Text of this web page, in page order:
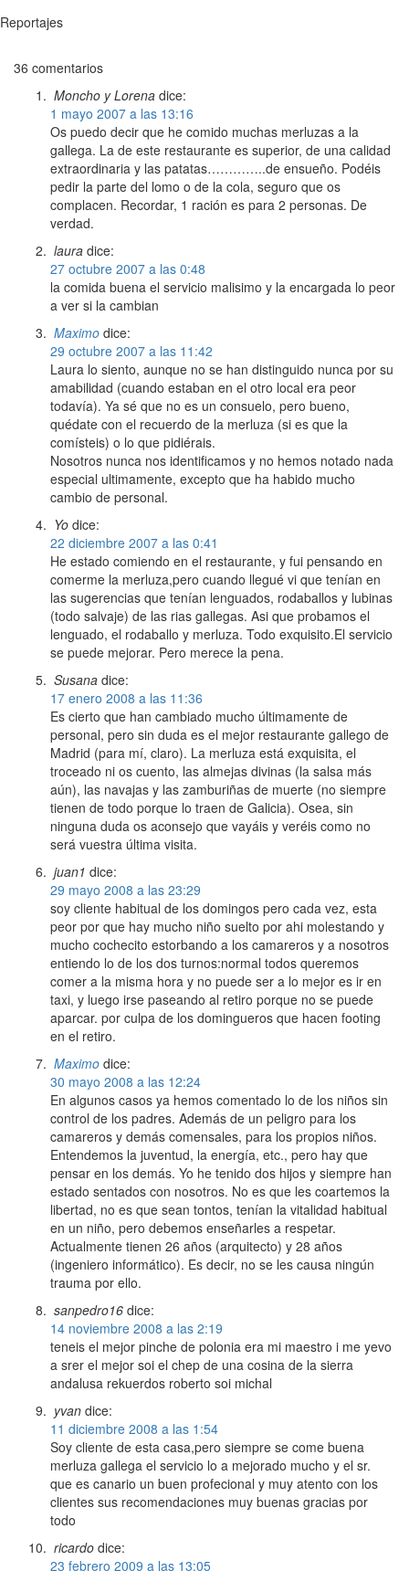
Reportajes
36 comentarios
Moncho y Lorena dice:
1 mayo 2007 a las 13:16
Os puedo decir que he comido muchas merluzas a la
gallega. La de este restaurante es superior, de una calidad
extraordinaria y las patatas…………..de ensueño. Podéis
pedir la parte del lomo o de la cola, seguro que os
complacen. Recordar, 1 ración es para 2 personas. De
verdad.
laura dice:
27 octubre 2007 a las 0:48
la comida buena el servicio malisimo y la encargada lo peor
a ver si la cambian
Maximo dice:
29 octubre 2007 a las 11:42
Laura lo siento, aunque no se han distinguido nunca por su
amabilidad (cuando estaban en el otro local era peor
todavía). Ya sé que no es un consuelo, pero bueno,
quédate con el recuerdo de la merluza (si es que la
comísteis) o lo que pidiérais.
Nosotros nunca nos identificamos y no hemos notado nada
especial ultimamente, excepto que ha habido mucho
cambio de personal.
Yo dice:
22 diciembre 2007 a las 0:41
He estado comiendo en el restaurante, y fui pensando en
comerme la merluza,pero cuando llegué vi que tenían en
las sugerencias que tenían lenguados, rodaballos y lubinas
(todo salvaje) de las rias gallegas. Asi que probamos el
lenguado, el rodaballo y merluza. Todo exquisito.El servicio
se puede mejorar. Pero merece la pena.
Susana dice:
17 enero 2008 a las 11:36
Es cierto que han cambiado mucho últimamente de
personal, pero sin duda es el mejor restaurante gallego de
Madrid (para mí, claro). La merluza está exquisita, el
troceado ni os cuento, las almejas divinas (la salsa más
aún), las navajas y las zamburiñas de muerte (no siempre
tienen de todo porque lo traen de Galicia). Osea, sin
ninguna duda os aconsejo que vayáis y veréis como no
será vuestra última visita.
juan1 dice:
29 mayo 2008 a las 23:29
soy cliente habitual de los domingos pero cada vez, esta
peor por que hay mucho niño suelto por ahi molestando y
mucho cochecito estorbando a los camareros y a nosotros
entiendo lo de los dos turnos:normal todos queremos
comer a la misma hora y no puede ser a lo mejor es ir en
taxi, y luego irse paseando al retiro porque no se puede
aparcar. por culpa de los domingueros que hacen footing
en el retiro.
Maximo dice:
30 mayo 2008 a las 12:24
En algunos casos ya hemos comentado lo de los niños sin
control de los padres. Además de un peligro para los
camareros y demás comensales, para los propios niños.
Entendemos la juventud, la energía, etc., pero hay que
pensar en los demás. Yo he tenido dos hijos y siempre han
estado sentados con nosotros. No es que les coartemos la
libertad, no es que sean tontos, tenían la vitalidad habitual
en un niño, pero debemos enseñarles a respetar.
Actualmente tienen 26 años (arquitecto) y 28 años
(ingeniero informático). Es decir, no se les causa ningún
trauma por ello.
sanpedro16 dice:
14 noviembre 2008 a las 2:19
teneis el mejor pinche de polonia era mi maestro i me yevo
a srer el mejor soi el chep de una cosina de la sierra
andalusa rekuerdos roberto soi michal
yvan dice:
11 diciembre 2008 a las 1:54
Soy cliente de esta casa,pero siempre se come buena
merluza gallega el servicio lo a mejorado mucho y el sr.
que es canario un buen profecional y muy atento con los
clientes sus recomendaciones muy buenas gracias por
todo
ricardo dice:
23 febrero 2009 a las 13:05